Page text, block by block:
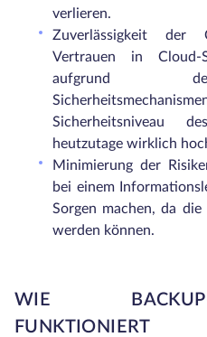
verlieren.
Zuverlässigkeit der
Vertrauen in Cloud-
aufgrund
Sicherheitsniveau
heutzutage wirklich
Minimierung der
bei einem
Sorgen machen, da
werden können.
WIE BACKUP-
FUNKTIONIERT